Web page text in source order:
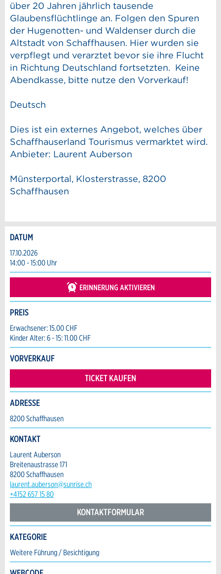
über 20 Jahren jährlich tausende
Glaubensflüchtlinge an. Folgen den Spuren
der Hugenotten- und Waldenser durch die
Altstadt von Schaffhausen. Hier wurden sie
verpflegt und verarztet bevor sie ihre Flucht
in Richtung Deutschland fortsetzten. Keine
Abendkasse, bitte nutze den Vorverkauf!
Deutsch
Dies ist ein externes Angebot, welches über
Schaffhauserland Tourismus vermarktet wird.
Anbieter: Laurent Auberson
Münsterportal, Klosterstrasse, 8200
Schaffhausen
Anzeige beanstanden
Ihr Feedback wird sehr geschätzt!
Allgemeines Feedback
Anzeige nicht mehr gültig
Anzeige unvollständig
Nachricht
* Eingabe erforderlich
Zur Qualitätssicherung wird eine Kopie der E-
Mail an guidle übermittelt.
NACHRICHT SENDEN
Anzeige weiterempfehlen
Empfehlen Sie diese Anzeige an Freunde
* Eingabe erforderlich
Schliessen
Reservation
Veranstaltungsdatum *:
Anzahl der Teilnehmer *:
Vorname / Nachname *:
Firma / Organisation:
Adresszusatz:
Strasse und Nr. *:
PLZ / Ort *:
E-Mail *:
Telefon *:
DATUM
17.10.2026
14:00 - 15:00 Uhr
ERINNERUNG AKTIVIEREN
PREIS
Erwachsener: 15.00 CHF
Kinder Alter: 6 - 15: 11.00 CHF
VORVERKAUF
TICKET KAUFEN
ADRESSE
8200 Schaffhausen
KONTAKT
Laurent Auberson
Breitenaustrasse 171
8200 Schaffhausen
laurent.auberson@sunrise.ch
+4152 657 15 80
KONTAKTFORMULAR
Kontakt
KATEGORIE
Weitere Führung / Besichtigung